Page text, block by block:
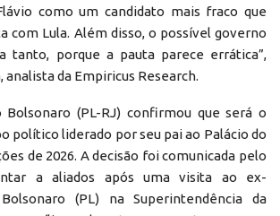
como um candidato mais fraco que
com Lula. Além disso, o possível governo
tanto, porque a pauta parece errática”,
analista da Empiricus Research.
Bolsonaro (PL-RJ) confirmou que será o
político liderado por seu pai ao Palácio do
de 2026. A decisão foi comunicada pelo
a aliados após uma visita ao ex-
(PL) na Superintendência da